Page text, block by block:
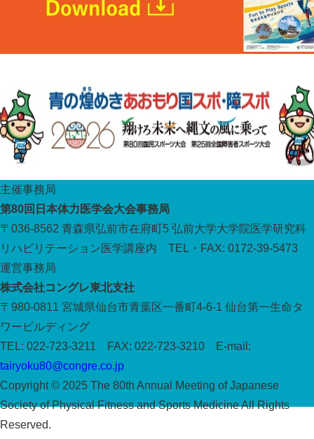
主催事務局
第80回日本体力医学会大会事務局
〒036-8562 青森県弘前市在府町5 弘前大学大学院医学研究科
リハビリテーション医学講座内 TEL・FAX: 0172-39-5473
運営事務局
株式会社コングレ東北支社
〒980-0811 宮城県仙台市青葉区一番町4-6-1 仙台第一生命タ
ワービルディング
TEL: 022-723-3211 FAX: 022-723-3210 E-mail:
tairyoku80@congre.co.jp
Copyright © 2025 The 80th Annual Meeting of Japanese
Society of Physical Fitness and Sports Medicine All Rights
Reserved.